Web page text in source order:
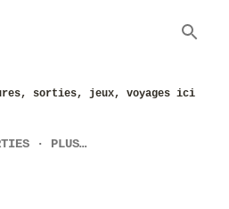
sorties, jeux, voyages ici
PLUS…